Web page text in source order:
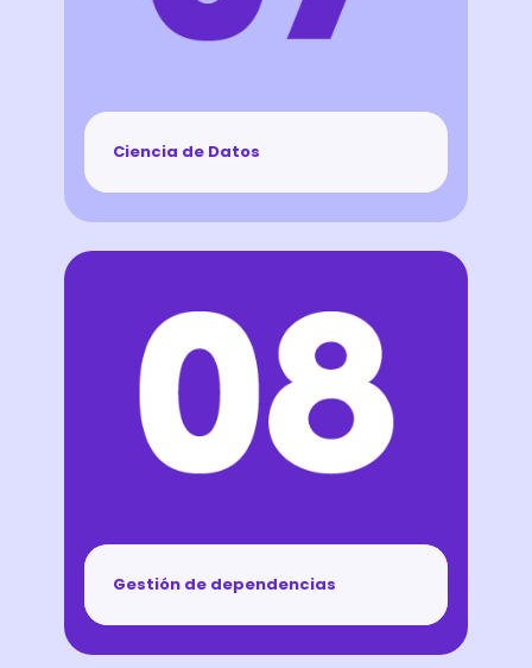
Ciencia de Datos
Gestión de dependencias